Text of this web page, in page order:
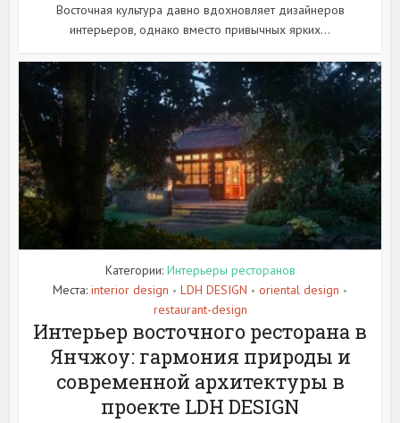
Восточная культура давно вдохновляет дизайнеров
интерьеров, однако вместо привычных ярких...
Категории: Интерьеры ресторанов
Места: interior design • LDH DESIGN • oriental design •
restaurant-design
Интерьер восточного ресторана в
Янчжоу: гармония природы и
современной архитектуры в
проекте LDH DESIGN